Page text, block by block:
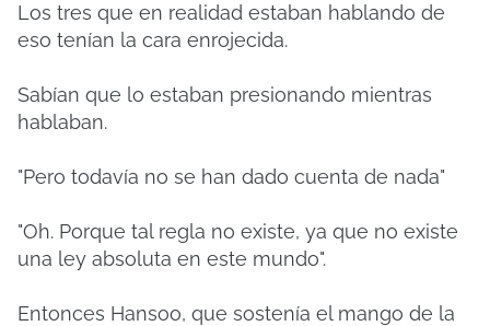
Los tres que en realidad estaban hablando de
eso tenían la cara enrojecida.
Sabían que lo estaban presionando mientras
hablaban.
"Pero todavía no se han dado cuenta de nada"
"Oh. Porque tal regla no existe, ya que no existe
una ley absoluta en este mundo".
Entonces Hansoo, que sostenía el mango de la